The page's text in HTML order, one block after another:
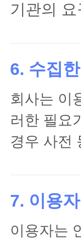
기관의
6. 수집
회사는 이
러한 필요
경우 사전
7. 이용
이용자는